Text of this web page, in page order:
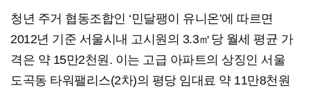
청년 주거 협동조합인 ‘민달팽이 유니온’에 따르면
2012년 기준 서울시내 고시원의 3.3㎡당 월세 평균 가
격은 약 15만2천원. 이는 고급 아파트의 상징인 서울
도곡동 타워팰리스(2차)의 평당 임대료 약 11만8천원